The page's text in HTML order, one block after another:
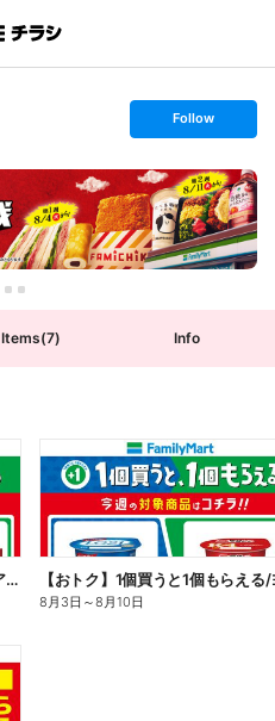
s
t
o
l
l
o
w
Follow
Items(7) Info
【おトク】1個買うと1個もらえる/アイス
8月3日 ～8月10日